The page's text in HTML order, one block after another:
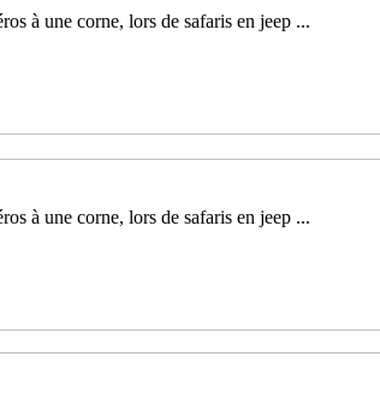
à une corne, lors de safaris en jeep ...
à une corne, lors de safaris en jeep ...